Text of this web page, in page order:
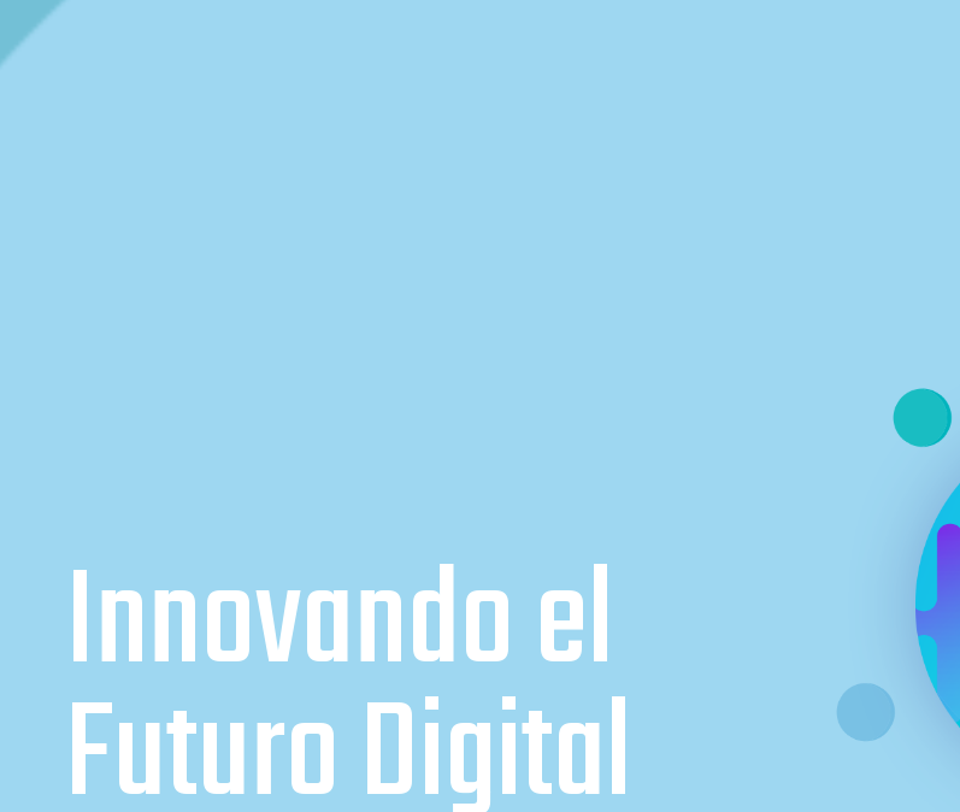
Innovando el
Futuro Digital